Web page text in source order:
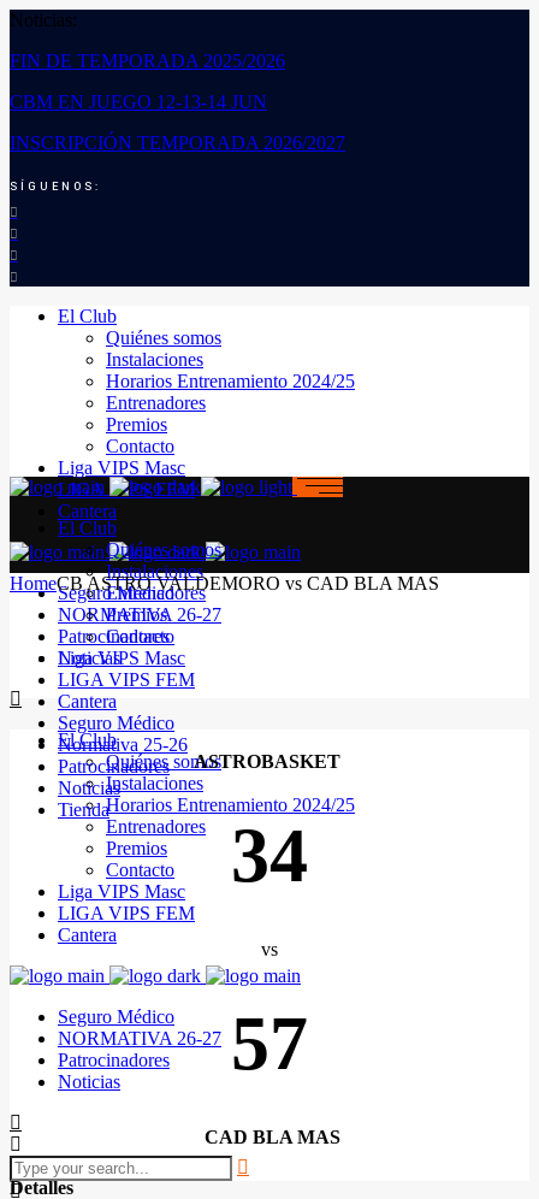
Noticias:
FIN DE TEMPORADA 2025/2026
CBM EN JUEGO 12-13-14 JUN
INSCRIPCIÓN TEMPORADA 2026/2027
SÍGUENOS:
El Club
Quiénes somos
Instalaciones
Horarios Entrenamiento 2024/25
Entrenadores
Premios
Contacto
Liga VIPS Masc
LIGA VIPS FEM
Cantera
Seguro Médico
NORMATIVA 26-27
Patrocinadores
Noticias
El Club
Quiénes somos
Instalaciones
Horarios Entrenamiento 2024/25
Entrenadores
Premios
Contacto
Liga VIPS Masc
LIGA VIPS FEM
Cantera
Seguro Médico
NORMATIVA 26-27
Patrocinadores
Noticias
El Club
Quiénes somos
Instalaciones
Entrenadores
Premios
Contacto
Liga VIPS Masc
LIGA VIPS FEM
Cantera
Seguro Médico
Normativa 25-26
Patrocinadores
Noticias
Tienda
HomeCB ASTRO VALDEMORO vs CAD BLA MAS
ASTROBASKET
34
vs
57
CAD BLA MAS
Detalles